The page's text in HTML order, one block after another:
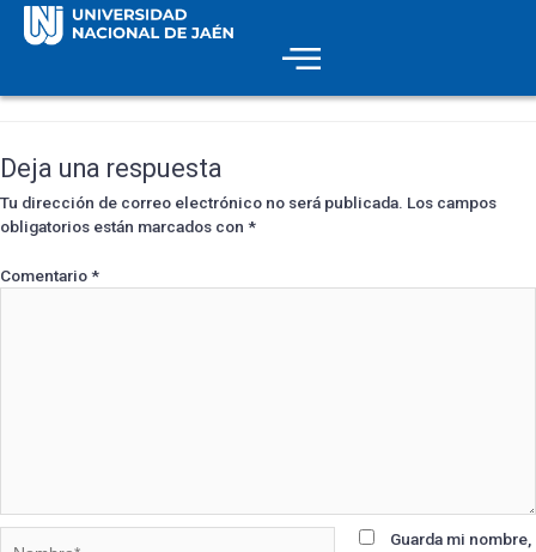
Deja una respuesta
Tu dirección de correo electrónico no será publicada. Los campos
obligatorios están marcados con *
Comentario*
Guarda mi nombre,